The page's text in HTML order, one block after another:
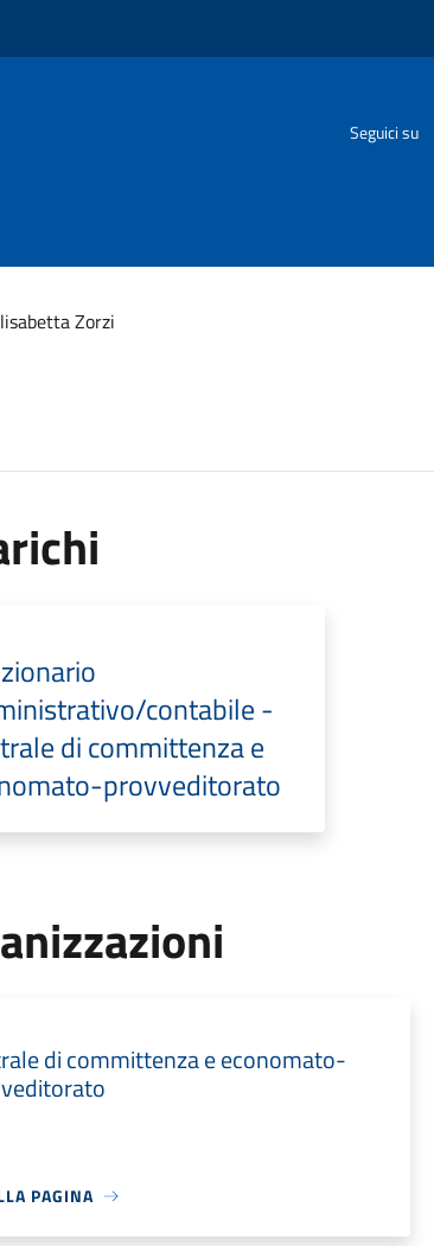
Seguici su
Zorzi
contabile -
di committenza e
provveditorato
di committenza e economato-
PAGINA